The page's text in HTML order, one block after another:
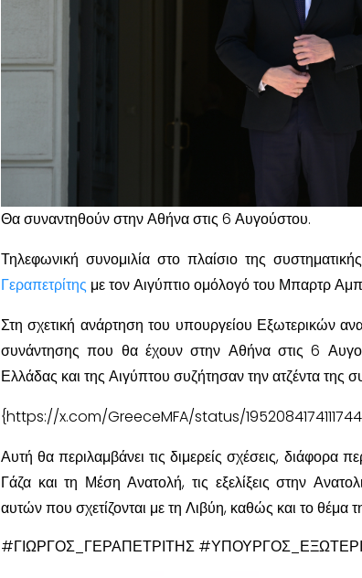
Θα συναντηθούν στην Αθήνα στις 6 Αυγούστου.
Τηλεφωνική συνομιλία στο πλαίσιο της
Γεραπετρίτης με τον Αιγύπτιο ομόλογό του Μπαρτρ
Στη σχετική ανάρτηση του υπουργείου Εξωτερικών
συνάντησης που θα έχουν στην Αθήνα στις 6
Ελλάδας και της Αιγύπτου συζήτησαν την ατζέντα της
{https://x.com/GreeceMFA/status/
Αυτή θα περιλαμβάνει τις διμερείς σχέσεις, διάφορα
Γάζα και τη Μέση Ανατολή, τις εξελίξεις στην
αυτών που σχετίζονται με τη Λιβύη, καθώς και το θέμα
#ΓΙΩΡΓΟΣ_ΓΕΡΑΠΕΤΡΙΤΗΣ